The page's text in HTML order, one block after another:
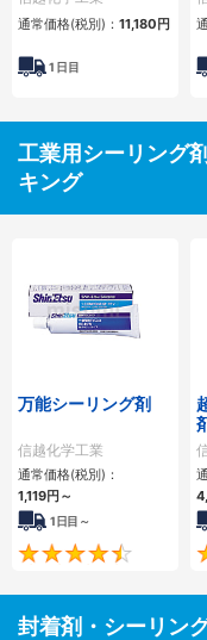
通常価格(税別)： 11,180円
1 日目
工業用シーリング
キング
万能シーリング剤
信越化学工業
通常価格(税別)：
1,119円～
1日目～
封着剤・シーリン